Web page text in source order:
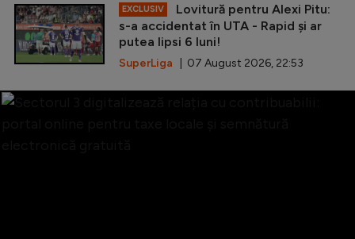
EXCLUSIV
Lovitură pentru Alexi Pitu:
s-a accidentat în UTA - Rapid și ar
putea lipsi 6 luni!
SuperLiga | 07 August 2026, 22:53